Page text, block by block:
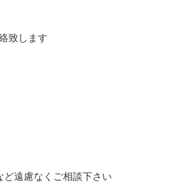
致します
ど遠慮なくご相談下さい